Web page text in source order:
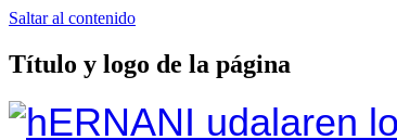
Saltar al contenido
Título y logo de la página